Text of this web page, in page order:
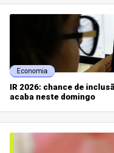
Economia
IR 2026: chance de
acaba neste domingo